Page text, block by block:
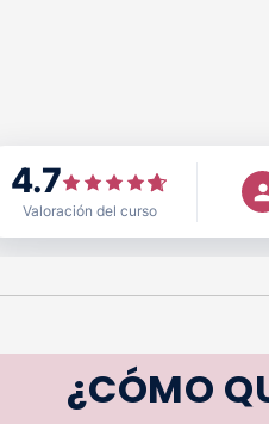
4.7
Valoración del curso
¿CÓMO